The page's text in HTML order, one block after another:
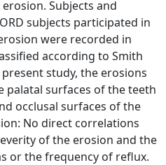
Subjects and
subjects participated in
were recorded in
according to Smith
study, the erosions
palatal surfaces of the teeth
occlusal surfaces of the
No direct correlations
of the erosion and the
or the frequency of reflux.